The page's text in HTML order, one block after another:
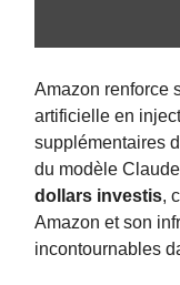
Amazon renforce
artificielle en
supplémentaires
du modèle
dollars investis,
Amazon et son
incontournables